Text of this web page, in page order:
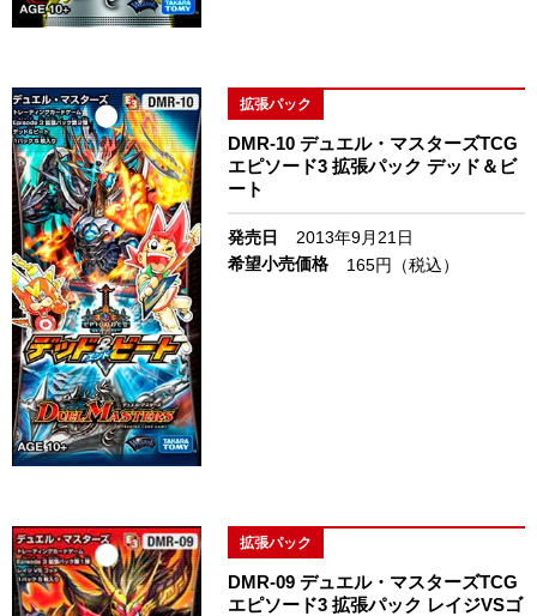
拡張パック
DMR-10 デュエル・マスターズTCG
エピソード3 拡張パック デッド＆ビ
ート
発売日
2013年9月21日
希望小売価格
165円（税込）
拡張パック
DMR-09 デュエル・マスターズTCG
エピソード3 拡張パック レイジVSゴ